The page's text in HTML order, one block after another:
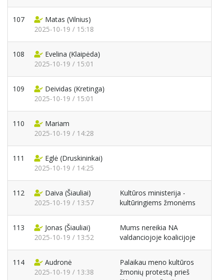
107 Matas (Vilnius)
2025-10-19 / 15:18
108 Evelina (Klaipėda)
2025-10-19 / 15:01
109 Deividas (Kretinga)
2025-10-19 / 15:01
110
Mariam
2025-10-19 / 14:28
111 Eglė (Druskininkai)
2025-10-19 / 14:25
112 Daiva (Šiauliai)
2025-10-19 / 13:57
Kultūros ministerija -
kultūringiems žmonėms
113 Jonas (Šiauliai)
2025-10-19 / 13:52
Mums nereikia NA
valdanciojoje koalicijoje
114
Audronė
2025-10-19 / 13:38
Palaikau meno kultūros
žmonių protestą prieš